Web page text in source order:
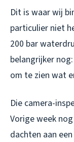
Dit is waar wij
particulier niet
200 bar
belangrijker
om te zien wat
Die camera-
Vorige week
dachten aan